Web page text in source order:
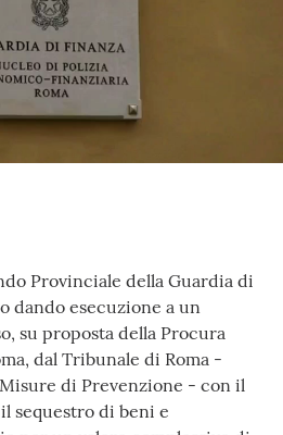
Provinciale della Guardia di
dando esecuzione a un
su proposta della Procura
dal Tribunale di Roma -
di Prevenzione - con il
sequestro di beni e